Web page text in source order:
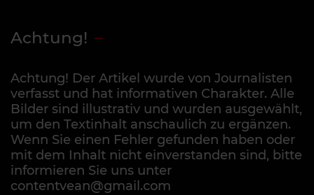
Achtung!
Achtung! Der Artikel wurde von Journalisten
verfasst und hat informativen Charakter. Alle
Bilder sind illustrativ und wurden ausgewählt,
um den Textinhalt anschaulich zu ergänzen.
Wenn Sie einen Fehler gefunden haben oder
mit dem Inhalt nicht einverstanden sind, bitte
informieren Sie uns unter
contentvean@gmail.com